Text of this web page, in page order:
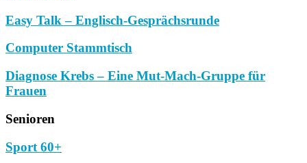
Easy Talk – Englisch-Gesprächsrunde
Computer Stammtisch
Diagnose Krebs – Eine Mut-Mach-Gruppe für
Frauen
Senioren
Sport 60+